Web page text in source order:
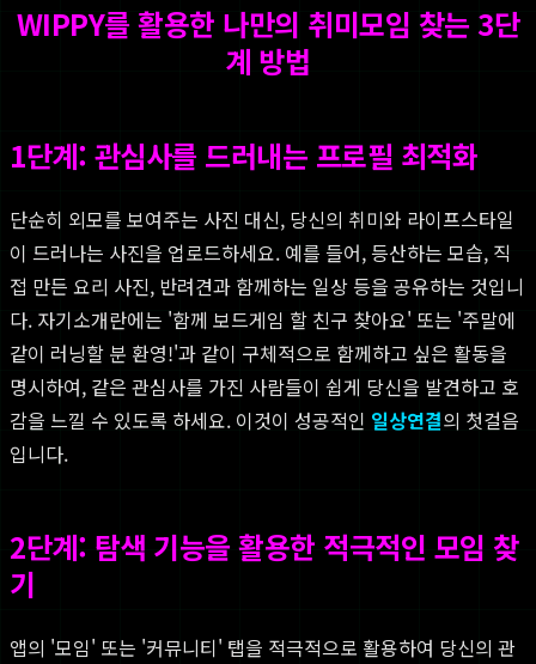
WIPPY를 활용한 나만의 취미모임 찾는 3단
계 방법
1단계: 관심사를 드러내는 프로필 최적화
단순히 외모를 보여주는 사진 대신, 당신의 취미와 라이프스타일
이 드러나는 사진을 업로드하세요. 예를 들어, 등산하는 모습, 직
접 만든 요리 사진, 반려견과 함께하는 일상 등을 공유하는 것입니
다. 자기소개란에는 '함께 보드게임 할 친구 찾아요' 또는 '주말에
같이 러닝할 분 환영!'과 같이 구체적으로 함께하고 싶은 활동을
명시하여, 같은 관심사를 가진 사람들이 쉽게 당신을 발견하고 호
감을 느낄 수 있도록 하세요. 이것이 성공적인 일상연결의 첫걸음
입니다.
2단계: 탐색 기능을 활용한 적극적인 모임 찾
기
앱의 '모임' 또는 '커뮤니티' 탭을 적극적으로 활용하여 당신의 관